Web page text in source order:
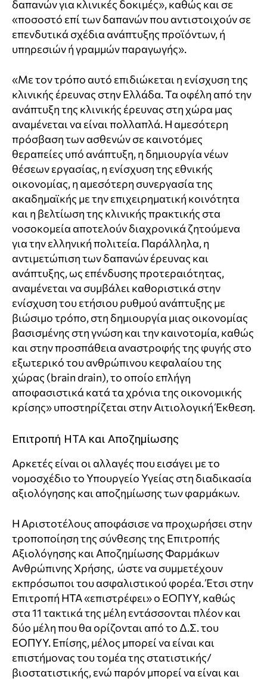
δαπανών για κλινικές δοκιμές», καθώς και σε
«ποσοστό επί των δαπανών που αντιστοιχούν σε
επενδυτικά σχέδια ανάπτυξης προϊόντων, ή
υπηρεσιών ή γραμμών παραγωγής».
«Με τον τρόπο αυτό επιδιώκεται η ενίσχυση της
κλινικής έρευνας στην Ελλάδα. Τα οφέλη από την
ανάπτυξη της κλινικής έρευνας στη χώρα μας
αναμένεται να είναι πολλαπλά. Η αμεσότερη
πρόσβαση των ασθενών σε καινοτόμες
θεραπείες υπό ανάπτυξη, η δημιουργία νέων
θέσεων εργασίας, η ενίσχυση της εθνικής
οικονομίας, η αμεσότερη συνεργασία της
ακαδημαϊκής με την επιχειρηματική κοινότητα
και η βελτίωση της κλινικής πρακτικής στα
νοσοκομεία αποτελούν διαχρονικά ζητούμενα
για την ελληνική πολιτεία. Παράλληλα, η
αντιμετώπιση των δαπανών έρευνας και
ανάπτυξης, ως επένδυσης προτεραιότητας,
αναμένεται να συμβάλει καθοριστικά στην
ενίσχυση του ετήσιου ρυθμού ανάπτυξης με
βιώσιμο τρόπο, στη δημιουργία μιας οικονομίας
βασισμένης στη γνώση και την καινοτομία, καθώς
και στην προσπάθεια αναστροφής της φυγής στο
εξωτερικό του ανθρώπινου κεφαλαίου της
χώρας (brain drain), το οποίο επλήγη
αποφασιστικά κατά τα χρόνια της οικονομικής
κρίσης» υποστηρίζεται στην Αιτιολογική Έκθεση.
Επιτροπή HTA και Αποζημίωσης
Αρκετές είναι οι αλλαγές που εισάγει με το
νομοσχέδιο το Υπουργείο Υγείας στη διαδικασία
αξιολόγησης και αποζημίωσης των φαρμάκων.
Η Αριστοτέλους αποφάσισε να προχωρήσει στην
τροποποίηση της σύνθεσης της Επιτροπής
Αξιολόγησης και Αποζημίωσης Φαρμάκων
Ανθρώπινης Χρήσης, ώστε να συμμετέχουν
εκπρόσωποι του ασφαλιστικού φορέα. Έτσι στην
Επιτροπή HTA «επιστρέφει» ο ΕΟΠΥΥ, καθώς
στα 11 τακτικά της μέλη εντάσσονται πλέον και
δύο μέλη που θα ορίζονται από το Δ.Σ. του
ΕΟΠΥΥ. Επίσης, μέλος μπορεί να είναι και
επιστήμονας του τομέα της στατιστικής/
βιοστατιστικής, ενώ παρόν μπορεί να είναι και